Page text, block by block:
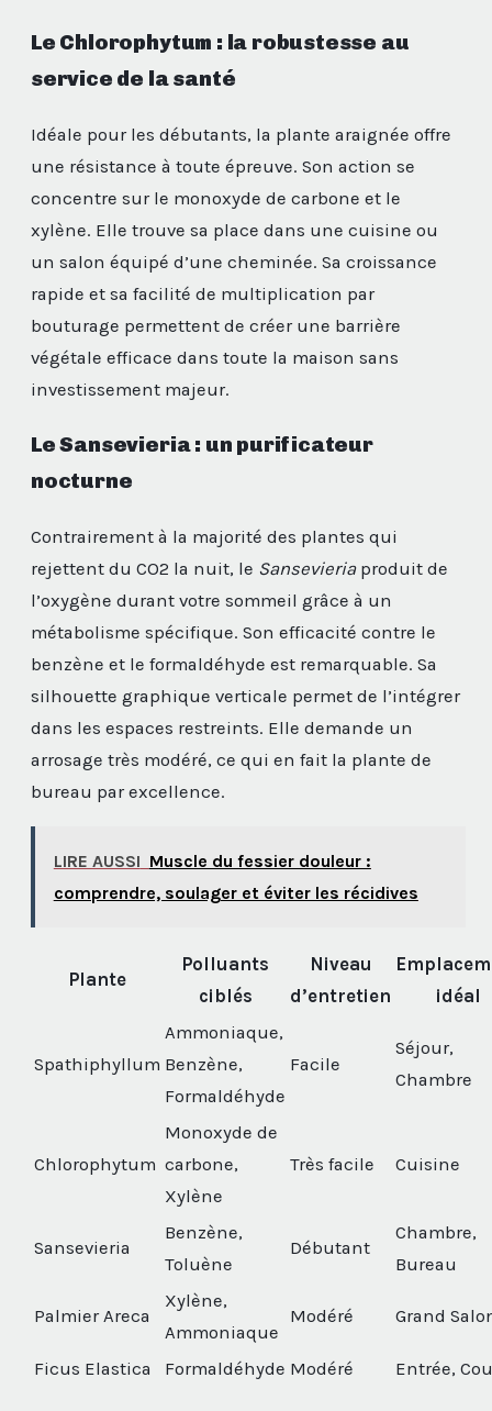
Le Chlorophytum : la robustesse au
service de la santé
Idéale pour les débutants, la plante araignée offre
une résistance à toute épreuve. Son action se
concentre sur le monoxyde de carbone et le
xylène. Elle trouve sa place dans une cuisine ou
un salon équipé d’une cheminée. Sa croissance
rapide et sa facilité de multiplication par
bouturage permettent de créer une barrière
végétale efficace dans toute la maison sans
investissement majeur.
Le Sansevieria : un purificateur
nocturne
Contrairement à la majorité des plantes qui
rejettent du CO2 la nuit, le Sansevieriaproduit de
l’oxygène durant votre sommeil grâce à un
métabolisme spécifique. Son efficacité contre le
benzène et le formaldéhyde est remarquable. Sa
silhouette graphique verticale permet de l’intégrer
dans les espaces restreints. Elle demande un
arrosage très modéré, ce qui en fait la plante de
bureau par excellence.
LIRE AUSSI Muscle du fessier douleur :
comprendre, soulager et éviter les récidives
Plante
Polluants
ciblés
Niveau
d’entretien
idéal
Spathiphyllum
Ammoniaque,
Benzène,
Formaldéhyde
Facile
Séjour,
Chambre
Chlorophytum
Monoxyde de
carbone,
Xylène
Très facile Cuisine
Sansevieria
Benzène,
Toluène
Débutant
Chambre,
Bureau
Palmier Areca
Xylène,
Ammoniaque
Modéré Grand
Ficus Elastica Formaldéhyde Modéré Entrée,